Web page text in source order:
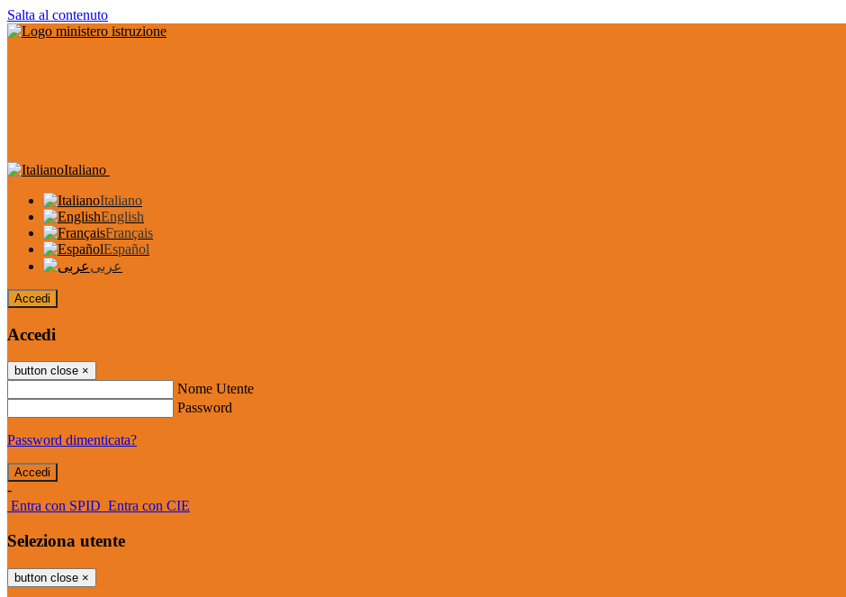
Salta al contenuto
Italiano
Italiano
English
Français
Español
عربى
Accedi
Accedi
button close ×
Nome Utente
Password
Password dimenticata?
-
Entra con SPID Entra con CIE
Seleziona utente
button close ×